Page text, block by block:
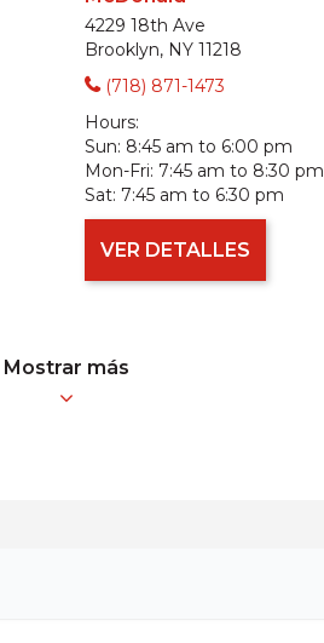
4229 18th Ave
Brooklyn, NY 11218
(718) 871-1473
Hours:
Sun: 8:45 am to 6:00 pm
Mon-Fri: 7:45 am to 8:30 pm
Sat: 7:45 am to 6:30 pm
VER DETALLES
Mostrar más